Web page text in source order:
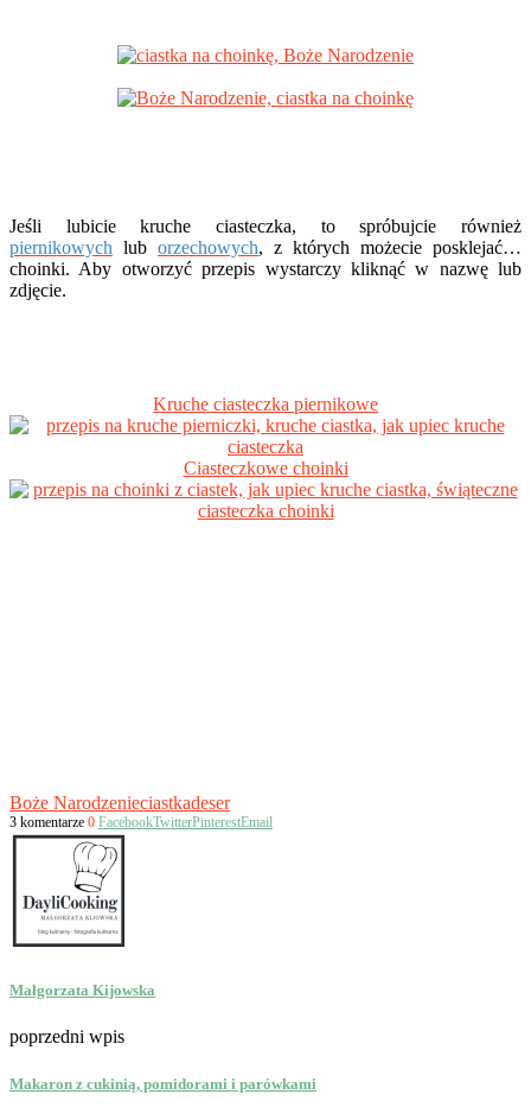
Jeśli lubicie kruche ciasteczka, to spróbujcie również
piernikowych lub orzechowych, z których możecie posklejać…
choinki. Aby otworzyć przepis wystarczy kliknąć w nazwę lub
zdjęcie.
Kruche ciasteczka piernikowe
Ciasteczkowe choinki
Boże Narodzenieciastkadeser
3 komentarze 0 FacebookTwitterPinterestEmail
Małgorzata Kijowska
poprzedni wpis
Makaron z cukinią, pomidorami i parówkami